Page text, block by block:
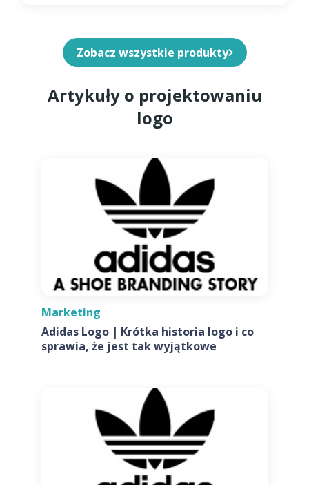
Zobacz wszystkie produkty
Artykuły o projektowaniu
logo
Marketing
Adidas Logo | Krótka historia logo i co
sprawia, że jest tak wyjątkowe